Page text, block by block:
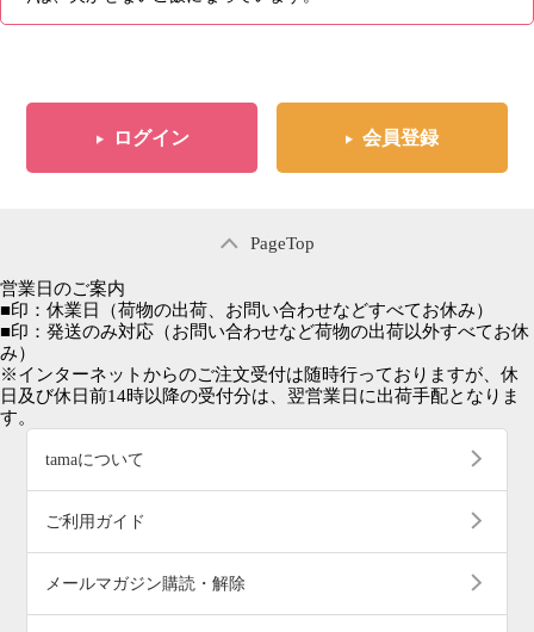
ログイン 会員登録
PageTop
営業日のご案内
■印：休業日
（荷物の出荷、お問い合わせなどすべてお休み）
■印：発送のみ対応 （お問い合わせなど荷物の出荷以外すべてお休
み）
※インターネットからのご注文受付は随時行っておりますが、休
日及び休日前14時以降の受付分は、翌営業日に出荷手配となりま
す。
tamaについて
ご利用ガイド
メールマガジン購読・解除